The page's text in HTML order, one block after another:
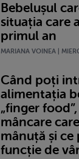
Bebelușul
situația care
primul an
MARIANA VOINEA |
Când poți
alimentația
„finger
mâncare
mânuță și
funcție de